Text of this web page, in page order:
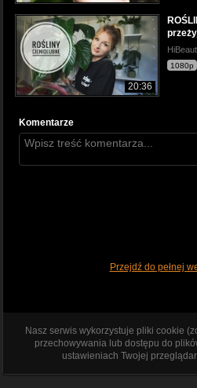
20:36
1080p
Komentarze
Przejdź do pełnej
Nasz serwis wykorzystuje pliki cookie
przechowywania lub dostępu do
ustawieniach Twojej